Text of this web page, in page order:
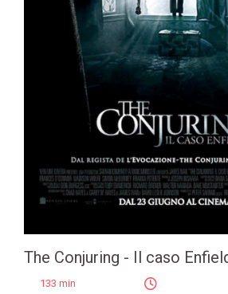
The Conjuring - Il caso
133 min